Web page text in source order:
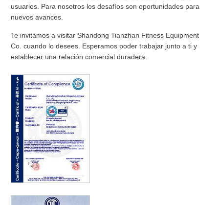
usuarios. Para nosotros los desafíos son oportunidades para
nuevos avances.
Te invitamos a visitar Shandong Tianzhan Fitness Equipment
Co. cuando lo desees. Esperamos poder trabajar junto a ti y
establecer una relación comercial duradera.